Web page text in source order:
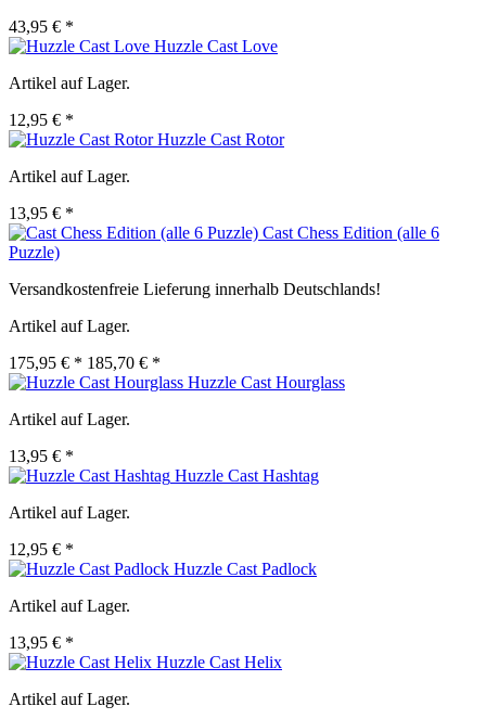
43,95 € *
Huzzle Cast Love
Artikel auf Lager.
12,95 € *
Huzzle Cast Rotor
Artikel auf Lager.
13,95 € *
Cast Chess Edition (alle 6
Puzzle)
Versandkostenfreie Lieferung innerhalb Deutschlands!
Artikel auf Lager.
175,95 € * 185,70 € *
Huzzle Cast Hourglass
Artikel auf Lager.
13,95 € *
Huzzle Cast Hashtag
Artikel auf Lager.
12,95 € *
Huzzle Cast Padlock
Artikel auf Lager.
13,95 € *
Huzzle Cast Helix
Artikel auf Lager.